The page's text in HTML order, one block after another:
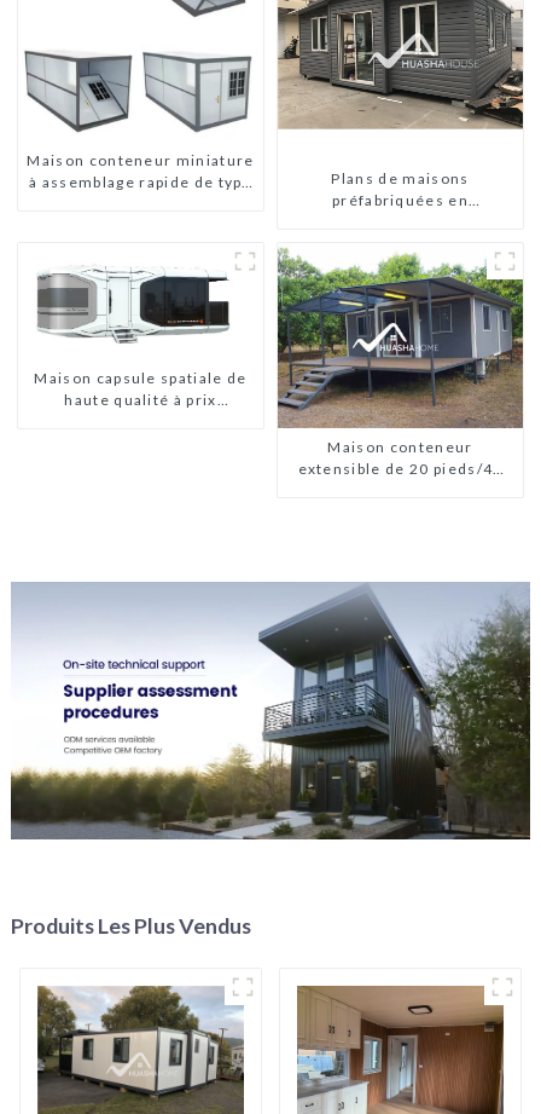
Maison conteneur miniature
à assemblage rapide de type
Plans de maisons
préfabriquées en
maisons en kit
préfabriquées
Maison capsule spatiale de
haute qualité à prix
Maison conteneur
extensible de 20 pieds/40
Produits Les Plus Vendus